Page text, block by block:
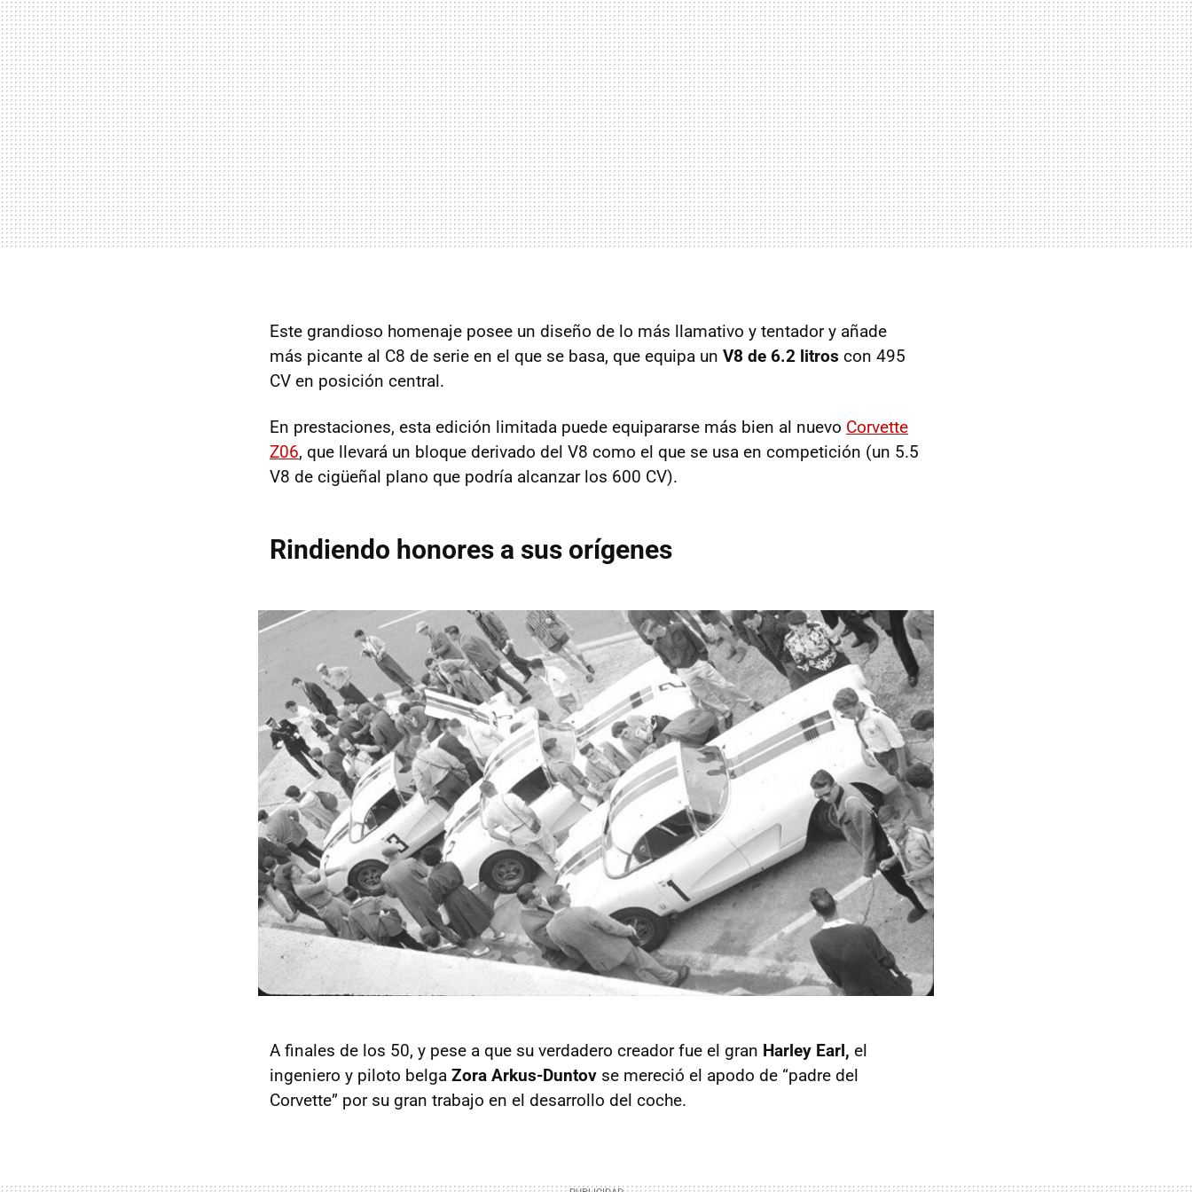
Este grandioso homenaje posee un diseño de lo más llamativo y tentador y añade
más picante al C8 de serie en el que se basa, que equipa un V8 de 6.2 litros con 495
CV en posición central.
En prestaciones, esta edición limitada puede equipararse más bien al nuevo Corvette
Z06, que llevará un bloque derivado del V8 como el que se usa en competición (un 5.5
V8 de cigüeñal plano que podría alcanzar los 600 CV).
Rindiendo honores a sus orígenes
A finales de los 50, y pese a que su verdadero creador fue el gran Harley Earl, el
ingeniero y piloto belga Zora Arkus-Duntov se mereció el apodo de “padre del
Corvette” por su gran trabajo en el desarrollo del coche.